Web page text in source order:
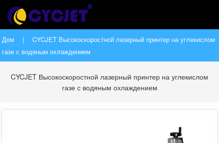
Дом |
CYCJET Высокоскоростной лазерный принтер на углекислом
газе с водяным охлаждением
CYCJET Высокоскоростной лазерный принтер на углекислом
газе с водяным охлаждением